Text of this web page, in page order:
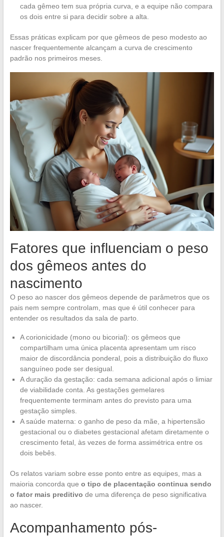
cada gêmeo tem sua própria curva, e a equipe não compara
os dois entre si para decidir sobre a alta.
Essas práticas explicam por que gêmeos de peso modesto ao
nascer frequentemente alcançam a curva de crescimento
padrão nos primeiros meses.
Fatores que influenciam o peso
dos gêmeos antes do
nascimento
O peso ao nascer dos gêmeos depende de parâmetros que os
pais nem sempre controlam, mas que é útil conhecer para
entender os resultados da sala de parto.
A corionicidade (mono ou bicorial): os gêmeos que
compartilham uma única placenta apresentam um risco
maior de discordância ponderal, pois a distribuição do fluxo
sanguíneo pode ser desigual.
A duração da gestação: cada semana adicional após o limiar
de viabilidade conta. As gestações gemelares
frequentemente terminam antes do previsto para uma
gestação simples.
A saúde materna: o ganho de peso da mãe, a hipertensão
gestacional ou o diabetes gestacional afetam diretamente o
crescimento fetal, às vezes de forma assimétrica entre os
dois bebês.
Os relatos variam sobre esse ponto entre as equipes, mas a
maioria concorda que o tipo de placentação continua sendo
o fator mais preditivo de uma diferença de peso significativa
ao nascer.
Acompanhamento pós-